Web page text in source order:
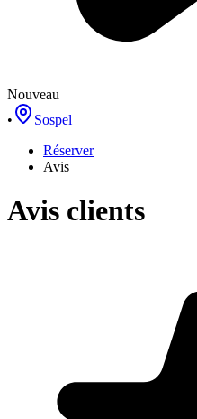
Nouveau
•
Sospel
Réserver
Avis
Avis clients